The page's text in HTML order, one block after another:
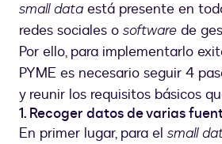
small data está presente en
redes sociales o software de
Por ello, para implementarlo
PYME es necesario seguir 4
y reunir los requisitos básicos
1. Recoger datos de varias
En primer lugar, para el small